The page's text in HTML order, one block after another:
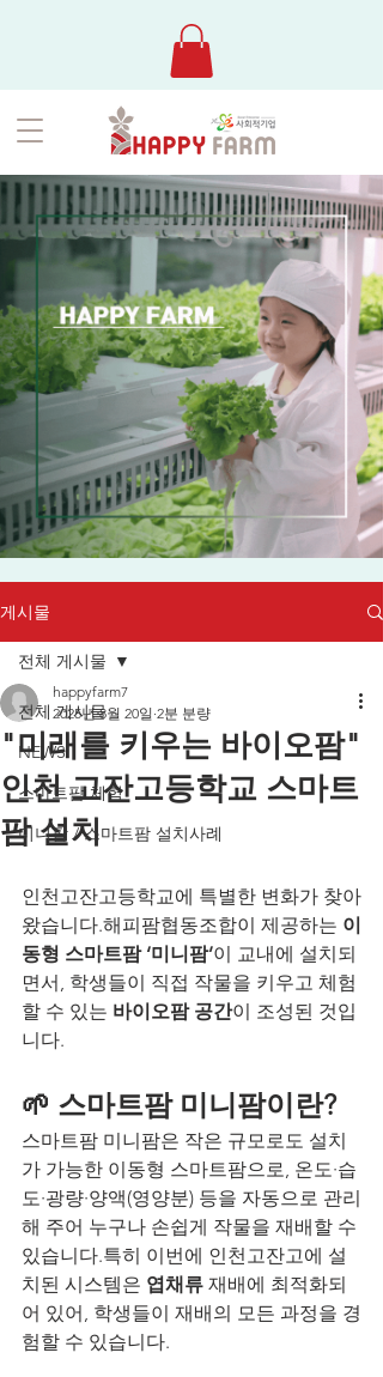
게시물
전체 게시물
NEWS
스마트팜 체험
미니팜 / 스마트팜 설치사례
전체 게시물
"미래를 키우는 바이오팜"
인천 고잔고등학교 스마트
팜 설치
happyfarm7
2025년 8월 20일 2분 분량
인천고잔고등학교에 특별한 변화가 찾아
왔습니다.해피팜협동조합이 제공하는 이
동형 스마트팜 ‘미니팜’이 교내에 설치되
면서, 학생들이 직접 작물을 키우고 체험
할 수 있는 바이오팜 공간이 조성된 것입
니다.
🌱 스마트팜 미니팜이란?
스마트팜 미니팜은 작은 규모로도 설치
가 가능한 이동형 스마트팜으로, 온도·습
도·광량·양액(영양분) 등을 자동으로 관리
해 주어 누구나 손쉽게 작물을 재배할 수
있습니다.특히 이번에 인천고잔고에 설
치된 시스템은 엽채류 재배에 최적화되
어 있어, 학생들이 재배의 모든 과정을 경
험할 수 있습니다.